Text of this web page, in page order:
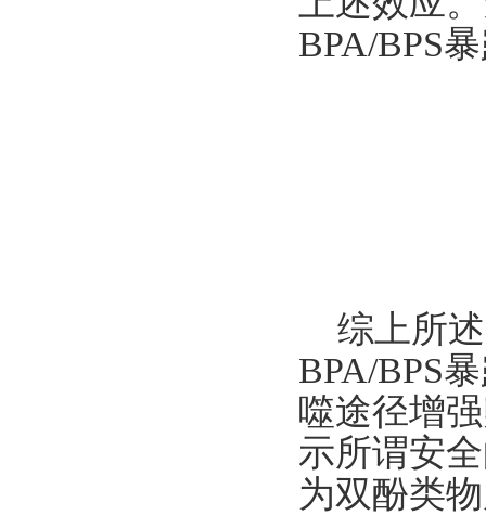
BPA/BPS
综上所
BPA/BPS
噬途径增
示所谓安
为双酚类